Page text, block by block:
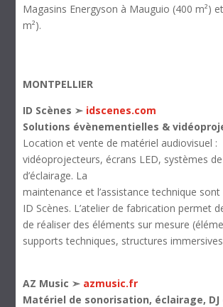
Magasins Energyson à Mauguio (400 m²)
m²).
MONTPELLIER
ID Scènes ➣ idscenes.com
Solutions évènementielles &
Location et vente de matériel audiovisuel :
vidéoprojecteurs, écrans LED, systèmes
d’éclairage. La
maintenance et l’assistance technique
ID Scènes. L’atelier de fabrication permet
de réaliser des éléments sur mesure
supports techniques, structures
AZ Music ➣ azmusic.fr
Matériel de sonorisation, éclairage, DJ